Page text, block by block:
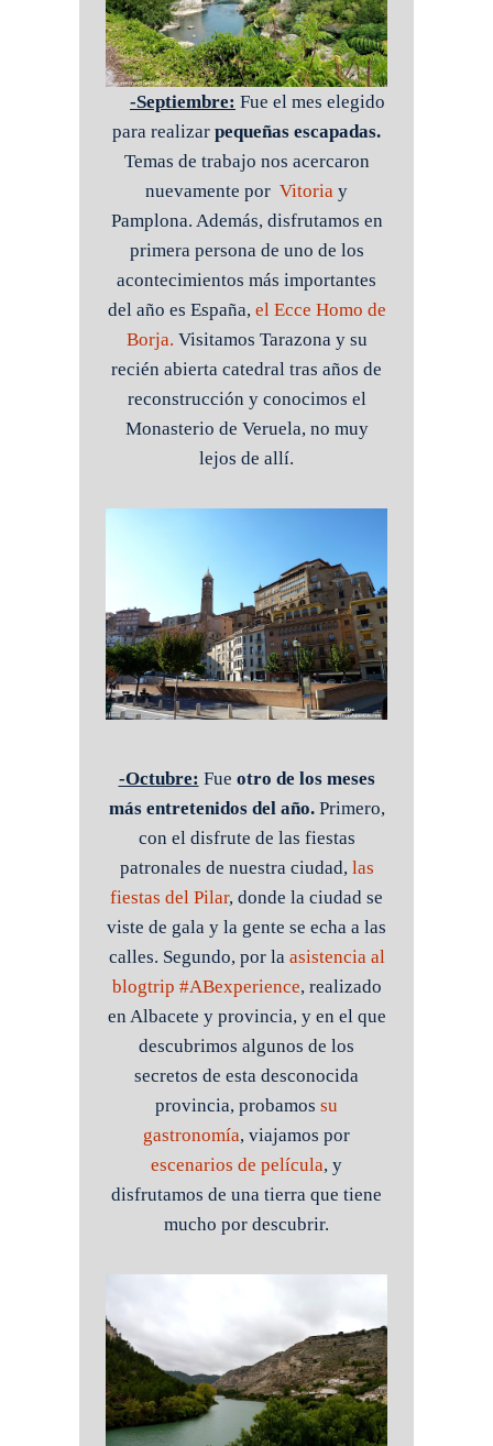
-Septiembre: Fue el mes elegido
para realizar pequeñas escapadas.
Temas de trabajo nos acercaron
nuevamente por Vitoria y
Pamplona. Además, disfrutamos en
primera persona de uno de los
acontecimientos más importantes
del año es España, el Ecce Homo de
Borja. Visitamos Tarazona y su
recién abierta catedral tras años de
reconstrucción y conocimos el
Monasterio de Veruela, no muy
lejos de allí.
-Octubre: Fue otro de los meses
más entretenidos del año.Primero,
con el disfrute de las fiestas
patronales de nuestra ciudad,las
fiestas del Pilar, donde la ciudad se
viste de gala y la gente se echa a las
calles. Segundo, por la asistencia al
blogtrip #ABexperience, realizado
en Albacete y provincia, y en el que
descubrimos algunos de los
secretos de esta desconocida
provincia, probamos su
gastronomía, viajamos por
escenarios de película, y
disfrutamos de una tierra que tiene
mucho por descubrir.